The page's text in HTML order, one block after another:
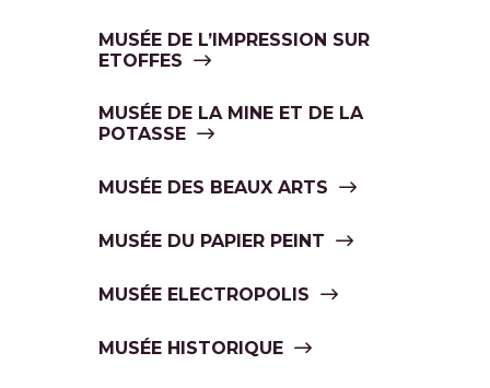
MUSÉE DE L’IMPRESSION SUR
ETOFFES
MUSÉE DE LA MINE ET DE LA
POTASSE
MUSÉE DES BEAUX ARTS
MUSÉE DU PAPIER PEINT
MUSÉE ELECTROPOLIS
MUSÉE HISTORIQUE